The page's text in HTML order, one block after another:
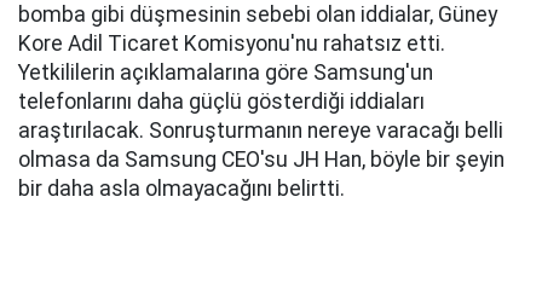
bomba gibi düşmesinin sebebi olan iddialar, Güney
Kore Adil Ticaret Komisyonu'nu rahatsız etti.
Yetkililerin açıklamalarına göre Samsung'un
telefonlarını daha güçlü gösterdiği iddiaları
araştırılacak. Sonruşturmanın nereye varacağı belli
olmasa da Samsung CEO'su JH Han, böyle bir şeyin
bir daha asla olmayacağını belirtti.